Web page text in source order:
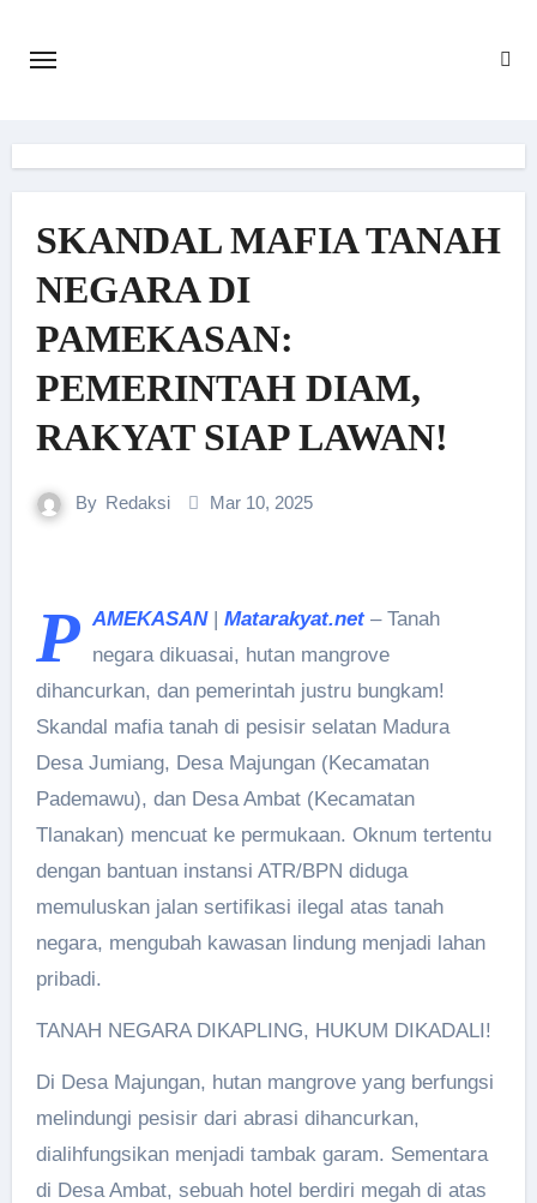
SKANDAL MAFIA TANAH
NEGARA DI
PAMEKASAN:
PEMERINTAH DIAM,
RAKYAT SIAP LAWAN!
By Redaksi Mar 10, 2025
P AMEKASAN| Matarakyat.net– Tanah
negara dikuasai, hutan mangrove
dihancurkan, dan pemerintah justru bungkam!
Skandal mafia tanah di pesisir selatan Madura
Desa Jumiang, Desa Majungan (Kecamatan
Pademawu), dan Desa Ambat (Kecamatan
Tlanakan) mencuat ke permukaan. Oknum tertentu
dengan bantuan instansi ATR/BPN diduga
memuluskan jalan sertifikasi ilegal atas tanah
negara, mengubah kawasan lindung menjadi lahan
pribadi.
TANAH NEGARA DIKAPLING, HUKUM DIKADALI!
Di Desa Majungan, hutan mangrove yang berfungsi
melindungi pesisir dari abrasi dihancurkan,
dialihfungsikan menjadi tambak garam. Sementara
di Desa Ambat, sebuah hotel berdiri megah di atas